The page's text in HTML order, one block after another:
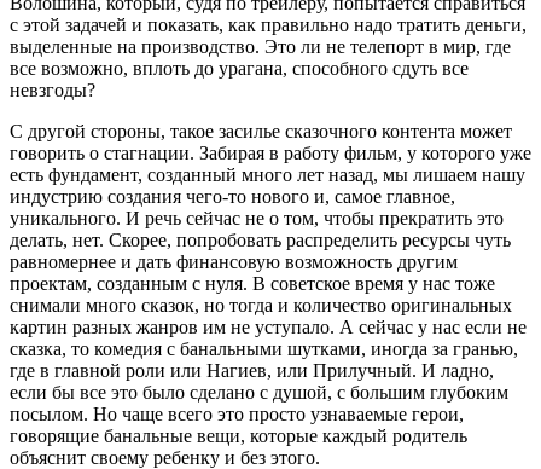
с этой задачей и показать, как правильно надо тратить деньги,
выделенные на производство. Это ли не телепорт в мир, где
все возможно, вплоть до урагана, способного сдуть все
невзгоды?
С другой стороны, такое засилье сказочного контента может
говорить о стагнации. Забирая в работу фильм, у которого уже
есть фундамент, созданный много лет назад, мы лишаем нашу
индустрию создания чего-то нового и, самое главное,
уникального. И речь сейчас не о том, чтобы прекратить это
делать, нет. Скорее, попробовать распределить ресурсы чуть
равномернее и дать финансовую возможность другим
проектам, созданным с нуля. В советское время у нас тоже
снимали много сказок, но тогда и количество оригинальных
картин разных жанров им не уступало. А сейчас у нас если не
сказка, то комедия с банальными шутками, иногда за гранью,
где в главной роли или Нагиев, или Прилучный. И ладно,
если бы все это было сделано с душой, с большим глубоким
посылом. Но чаще всего это просто узнаваемые герои,
говорящие банальные вещи, которые каждый родитель
объяснит своему ребенку и без этого.